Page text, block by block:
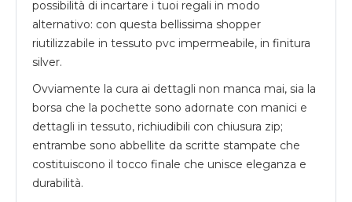
possibilità di incartare i tuoi regali in modo
alternativo: con questa bellissima shopper
riutilizzabile in tessuto pvc impermeabile, in finitura
silver.
Ovviamente la cura ai dettagli non manca mai, sia la
borsa che la pochette sono adornate con manici e
dettagli in tessuto, richiudibili con chiusura zip;
entrambe sono abbellite da scritte stampate che
costituiscono il tocco finale che unisce eleganza e
durabilità.